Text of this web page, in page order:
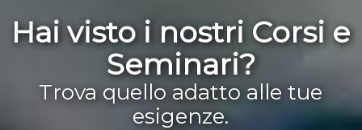
Hai visto i nostri Corsi e
Seminari?
Trova quello adatto alle tue
esigenze.